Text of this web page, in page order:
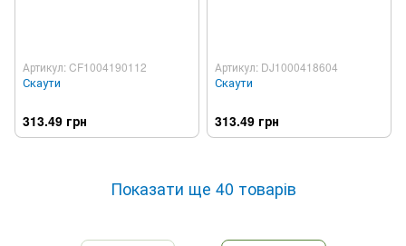
Артикул: CF1004190112
Скаути
313.49 грн
Артикул: DJ1000418604
Скаути
313.49 грн
Показати ще 40 товарів